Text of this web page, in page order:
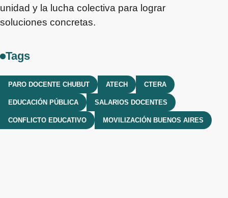
unidad y la lucha colectiva para lograr
soluciones concretas.
Tags
PARO DOCENTE CHUBUT ATECH CTERA
EDUCACIÓN PÚBLICA SALARIOS DOCENTES
CONFLICTO EDUCATIVO MOVILIZACIÓN BUENOS AIRES